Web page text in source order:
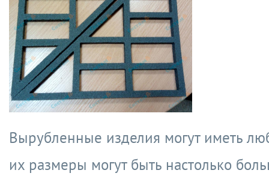
Вырубленные изделия могут иметь
их размеры могут быть настолько